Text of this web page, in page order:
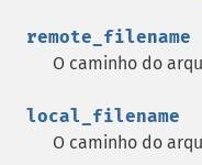
remote_filename
O caminho do
local_filename
O caminho do